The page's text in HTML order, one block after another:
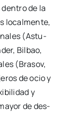
de la
local­men­te,
(Astu­
Bil­bao,
(Bra­sov,
de ocio y
y
de des­